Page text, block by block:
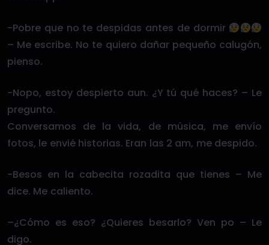
-Pobre que no te despidas antes de dormir
– Me escribe. No te quiero dañar pequeño calugón,
pienso.
-Nopo, estoy despierto aun. ¿Y tú qué haces? – Le
pregunto.
Conversamos de la vida, de música, me envío
fotos, le envié historias. Eran las 2 am, me despido.
-Besos en la cabecita rozadita que tienes – Me
dice. Me caliento.
–¿Cómo es eso? ¿Quieres besarlo? Ven po – Le
digo.